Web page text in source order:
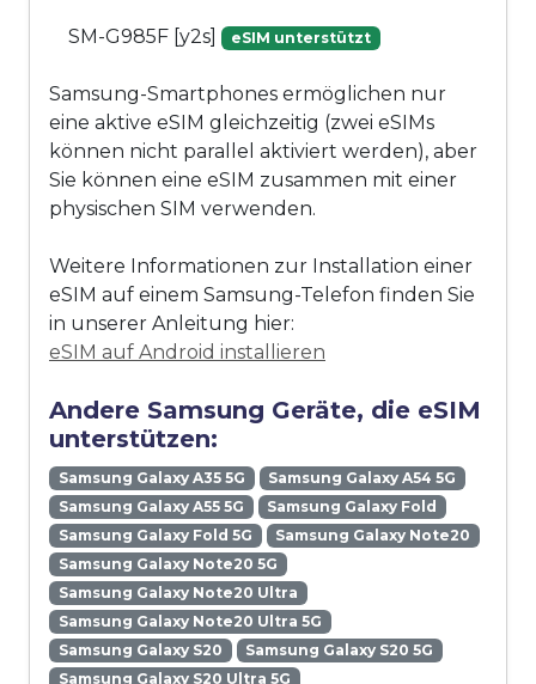
SM-G985F [y2s] eSIM unterstützt
Samsung-Smartphones ermöglichen nur
eine aktive eSIM gleichzeitig (zwei eSIMs
können nicht parallel aktiviert werden), aber
Sie können eine eSIM zusammen mit einer
physischen SIM verwenden.
Weitere Informationen zur Installation einer
eSIM auf einem Samsung-Telefon finden Sie
in unserer Anleitung hier:
eSIM auf Android installieren
Andere Samsung Geräte, die eSIM
unterstützen:
Samsung Galaxy A35 5G
Samsung Galaxy A54 5G
Samsung Galaxy A55 5G
Samsung Galaxy Fold
Samsung Galaxy Fold 5G
Samsung Galaxy Note20
Samsung Galaxy Note20 5G
Samsung Galaxy Note20 Ultra
Samsung Galaxy Note20 Ultra 5G
Samsung Galaxy S20
Samsung Galaxy S20 5G
Samsung Galaxy S20 Ultra 5G